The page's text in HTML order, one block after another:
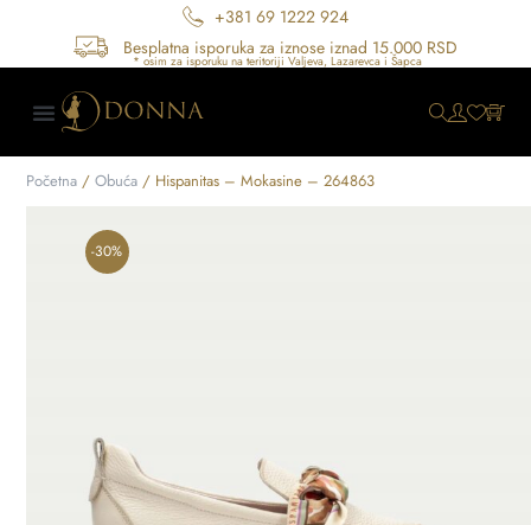
+381 69 1222 924
Besplatna isporuka za iznose iznad 15.000 RSD
Početna /Obuća / Hispanitas – Mokasine – 264863
-30%